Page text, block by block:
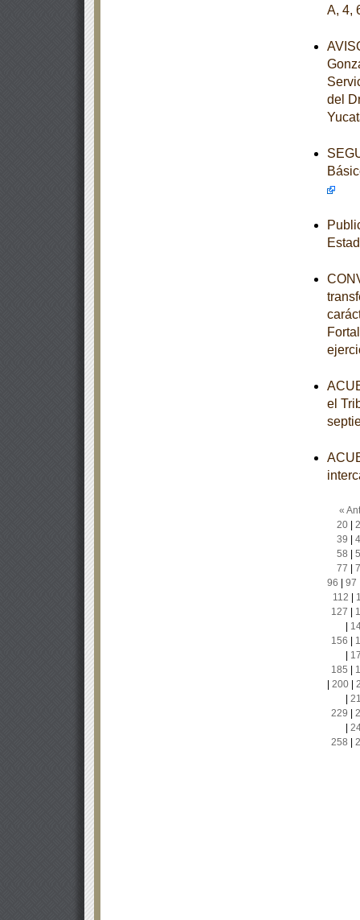
A, 4,
del
el
«
20|
39
58
77
96
97
112
127
156
185
200|
229
258